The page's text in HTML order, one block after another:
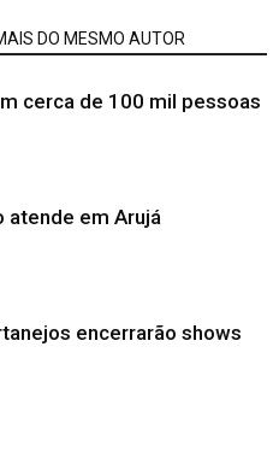
DO MESMO AUTOR
cerca de 100 mil pessoas
atende em Arujá
encerrarão shows